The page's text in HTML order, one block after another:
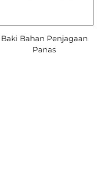
Baki Bahan Penjagaan
Panas